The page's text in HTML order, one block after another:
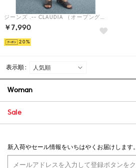
ジーンズ .-- CLAUDIA （オープングレー）
￥7,990
20
表示順 :
Woman
Sale
新入荷やセール情報をいちはやくお届けします。